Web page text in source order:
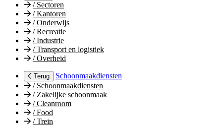
/Sectoren
/Kantoren
/Onderwijs
/Recreatie
/Industrie
/Transport en logistiek
/Overheid
Terug
Schoonmaakdiensten
/Schoonmaakdiensten
/Zakelijke schoonmaak
/Cleanroom
/Food
/Trein